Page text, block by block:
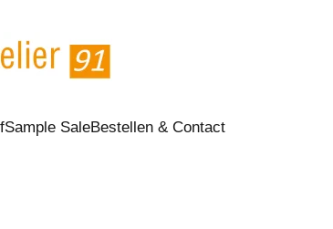
Sample SaleBestellen & Contact